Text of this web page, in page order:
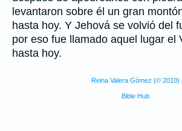
levantaron sobre él un gran
hasta hoy. Y Jehová se volvió del
por eso fue llamado aquel lugar el
hasta hoy.
Reina Valera Gómez (© 2010)
Bible Hub